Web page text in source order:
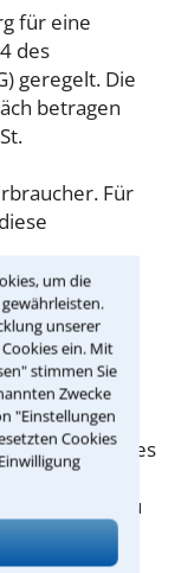
um die
unserer
ein. Mit
stimmen Sie
Zwecke
"Einstellungen
Cookies
für eine
des
geregelt. Die
betragen
Für
mit Ihrem
der ersten
2 RVG
Tätigkeiten des
also
zu
diese